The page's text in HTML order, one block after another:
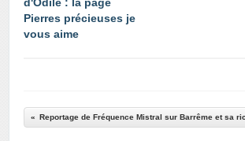
Pierres précieuses je
vous aime